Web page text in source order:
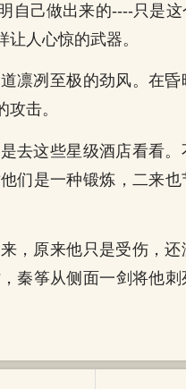
自己做出来的----只是
人心惊的武器。
凛冽至极的劲风。在昏
击。
去这些星级酒店看看
们是一种锻炼，二来
，原来他只是受伤，还
秦筝从侧面一剑将他